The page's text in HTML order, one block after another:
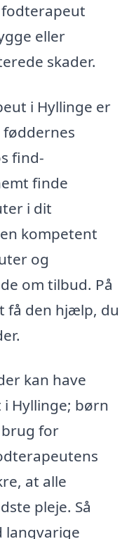
eller
skader.
i Hyllinge er
find-
finde
i dit
kompetent
og
om tilbud. På
få den hjælp, du
kan have
Hyllinge; børn
for
at alle
pleje. Så
langvarige